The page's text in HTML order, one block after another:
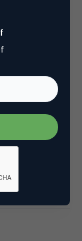
en
variëren
NUON en
als